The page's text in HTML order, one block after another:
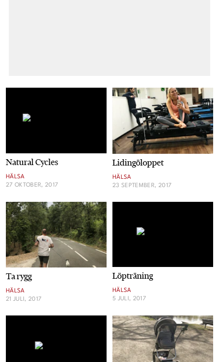
Natural Cycles
HÄLSA
27 OKTOBER, 2017
Lidingöloppet
HÄLSA
23 SEPTEMBER, 2017
Ta rygg
HÄLSA
21 JULI, 2017
Löpträning
HÄLSA
5 JULI, 2017